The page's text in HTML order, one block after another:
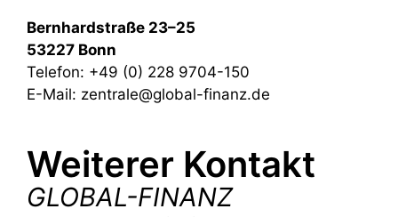
Bernhardstraße 23–25
53227 Bonn
Telefon: +49 (0) 228 9704-150
E-Mail: zentrale@global-finanz.de
Weiterer Kontakt
GLOBAL-FINANZ